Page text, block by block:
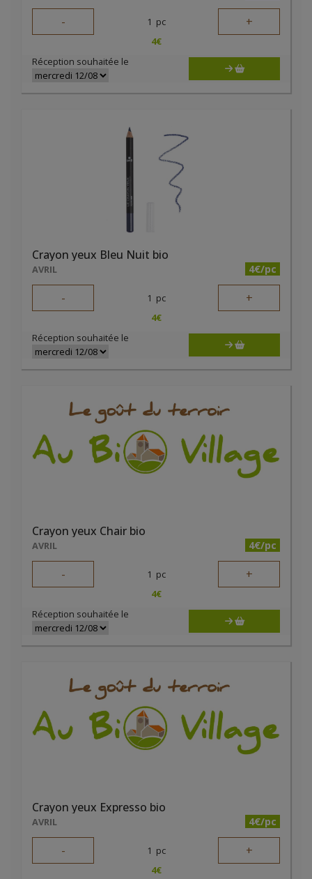
- 1 pc +
4€
Réception souhaitée le
Crayon yeux Bleu Nuit bio
AVRIL 4€/pc
- 1 pc +
4€
Réception souhaitée le
Crayon yeux Chair bio
AVRIL 4€/pc
- 1 pc +
4€
Réception souhaitée le
Crayon yeux Expresso bio
AVRIL 4€/pc
- 1 pc +
4€